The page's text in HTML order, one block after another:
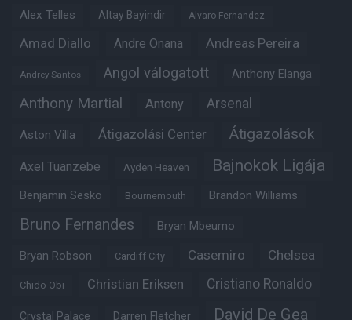
Alex Telles Altay Bayindir Alvaro Fernandez
Amad Diallo Andre Onana Andreas Pereira
Andrey Santos Angol válogatott Anthony Elanga
Anthony Martial Antony Arsenal
Aston Villa Átigazolási Center Átigazolások
Axel Tuanzebe Ayden Heaven Bajnokok Ligája
Benjamin Sesko Bournemouth Brandon Williams
Bruno Fernandes Bryan Mbeumo
Bryan Robson Cardiff City Casemiro Chelsea
Chido Obi Christian Eriksen Cristiano Ronaldo
Crystal Palace Darren Fletcher David De Gea